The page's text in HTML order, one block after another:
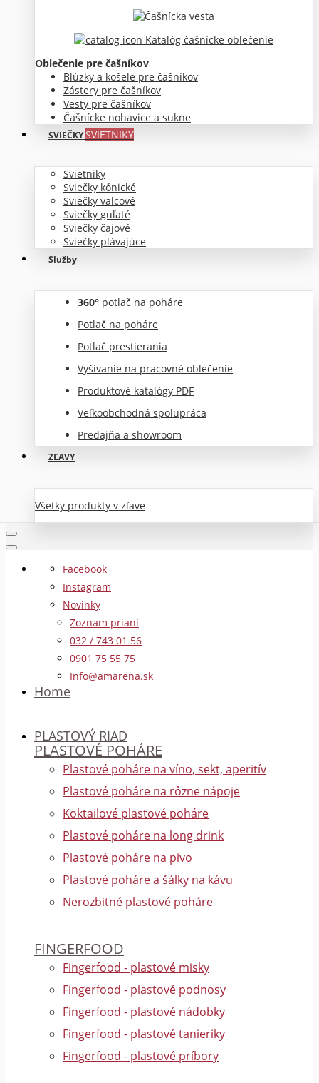
Katalóg čašnícke oblečenie
Oblečenie pre čašníkov
Blúzky a košele pre čašníkov
Zástery pre čašníkov
Vesty pre čašníkov
Čašnícke nohavice a sukne
SVIEČKYSVIETNIKY
Svietniky
Sviečky kónické
Sviečky valcové
Sviečky guľaté
Sviečky čajové
Sviečky plávajúce
Služby
360° potlač na poháre
Potlač na poháre
Potlač prestierania
Vyšívanie na pracovné oblečenie
Produktové katalógy PDF
Veľkoobchodná spolupráca
Predajňa a showroom
ZĽAVY
Všetky produkty v zľave
Facebook
Instagram
Novinky
Zoznam prianí
032 / 743 01 56
0901 75 55 75
Info@amarena.sk
Home
PLASTOVÝ RIAD
PLASTOVÉ POHÁRE
Plastové poháre na víno, sekt, aperitív
Plastové poháre na rôzne nápoje
Koktailové plastové poháre
Plastové poháre na long drink
Plastové poháre na pivo
Plastové poháre a šálky na kávu
Nerozbitné plastové poháre
FINGERFOOD
Fingerfood - plastové misky
Fingerfood - plastové podnosy
Fingerfood - plastové nádobky
Fingerfood - plastové tanieriky
Fingerfood - plastové príbory